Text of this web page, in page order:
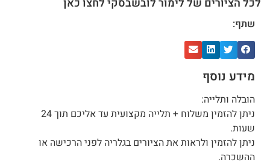
לכל הציורים של לימור לובשבסקי לחצו כאן
שתף:
מידע נוסף
הובלה ותלייה:
ניתן להזמין משלוח + תלייה מקצועית עד אליכם תוך 24
שעות.
ניתן להזמין ולראות את הציורים בגלריה לפני הרכישה או
ההשכרה.